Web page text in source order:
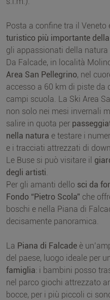
Posta a confine tra il Veneto
turistico più importante della
gli appassionati della natura
Da Falcade, in località
Area San Pellegrino, nel
accesso a 60 km di piste da
campi scuola. La Ski Area
non solo nei mesi invernali
salire in quota per
nella natura e testare i
e i tracciati attrezzati di
Le Buse si può visitare il
degli artisti
Per gli amanti dello sci da
Fondo “Pietro Scola” che
boschi e nella Piana di
decisamente panoramica.
La Piana di Falcade è
del paese, luogo ideale per
famiglia: i bambini posso
nel parco giochi attrezzato
bocce, per i più piccoli ci